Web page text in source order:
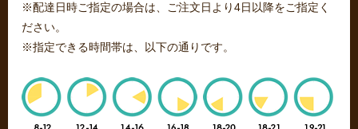
※配達日時ご指定の場合は、ご注文日より4日以降をご指定く
ださい。
※指定できる時間帯は、以下の通りです。